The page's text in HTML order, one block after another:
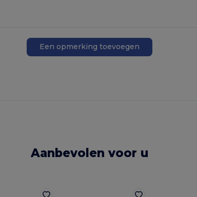
Een opmerking toevoegen
Aanbevolen voor u